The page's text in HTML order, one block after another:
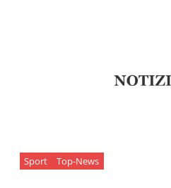
Sport Top-News